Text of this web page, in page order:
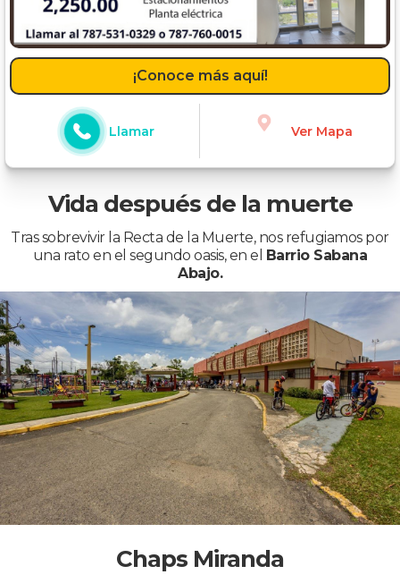
¡Conoce más aquí!
Llamar Ver Mapa
Vida después de la muerte
Tras sobrevivir la Recta de la Muerte, nos refugiamos por
una rato en el segundo oasis, en el
Barrio Sabana
Abajo.
Chaps Miranda